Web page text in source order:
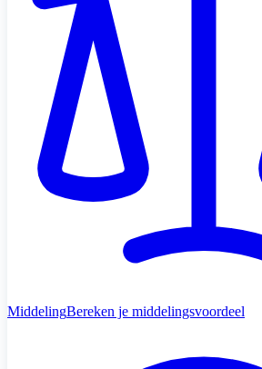
MiddelingBereken je middelingsvoordeel